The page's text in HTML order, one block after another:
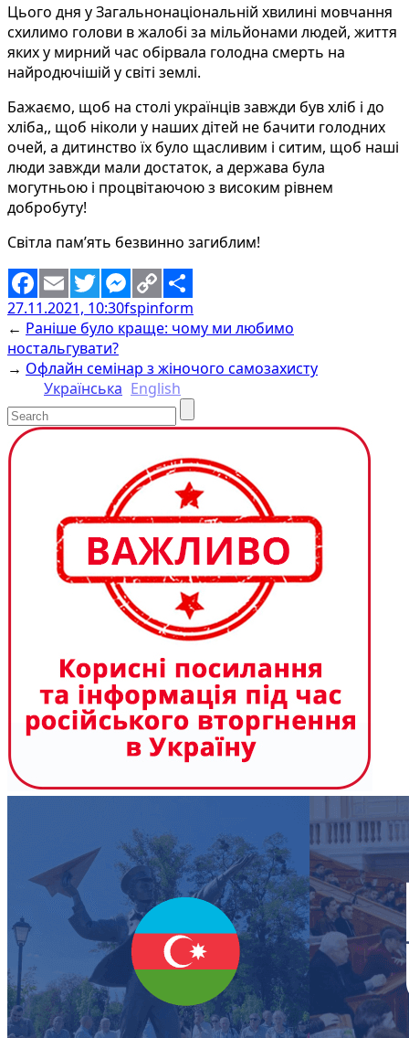
Цього дня у Загальнонаціональній хвилині мовчання
схилимо голови в жалобі за мільйонами людей, життя
яких у мирний час обірвала голодна смерть на
найродючішій у світі землі.
Бажаємо, щоб на столі українців завжди був хліб і до
хліба,, щоб ніколи у наших дітей не бачити голодних
очей, а дитинство їх було щасливим і ситим, щоб наші
люди завжди мали достаток, а держава була
могутньою і процвітаючою з високим рівнем
добробуту!
Світла пам’ять безвинно загиблим!
Facebook
EmailTwitterMessenger
Copy
Link
Share
27.11.2021, 10:30fspinform
← Раніше було краще: чому ми любимо
ностальгувати?
→ Офлайн семінар з жіночого самозахисту
Українська English